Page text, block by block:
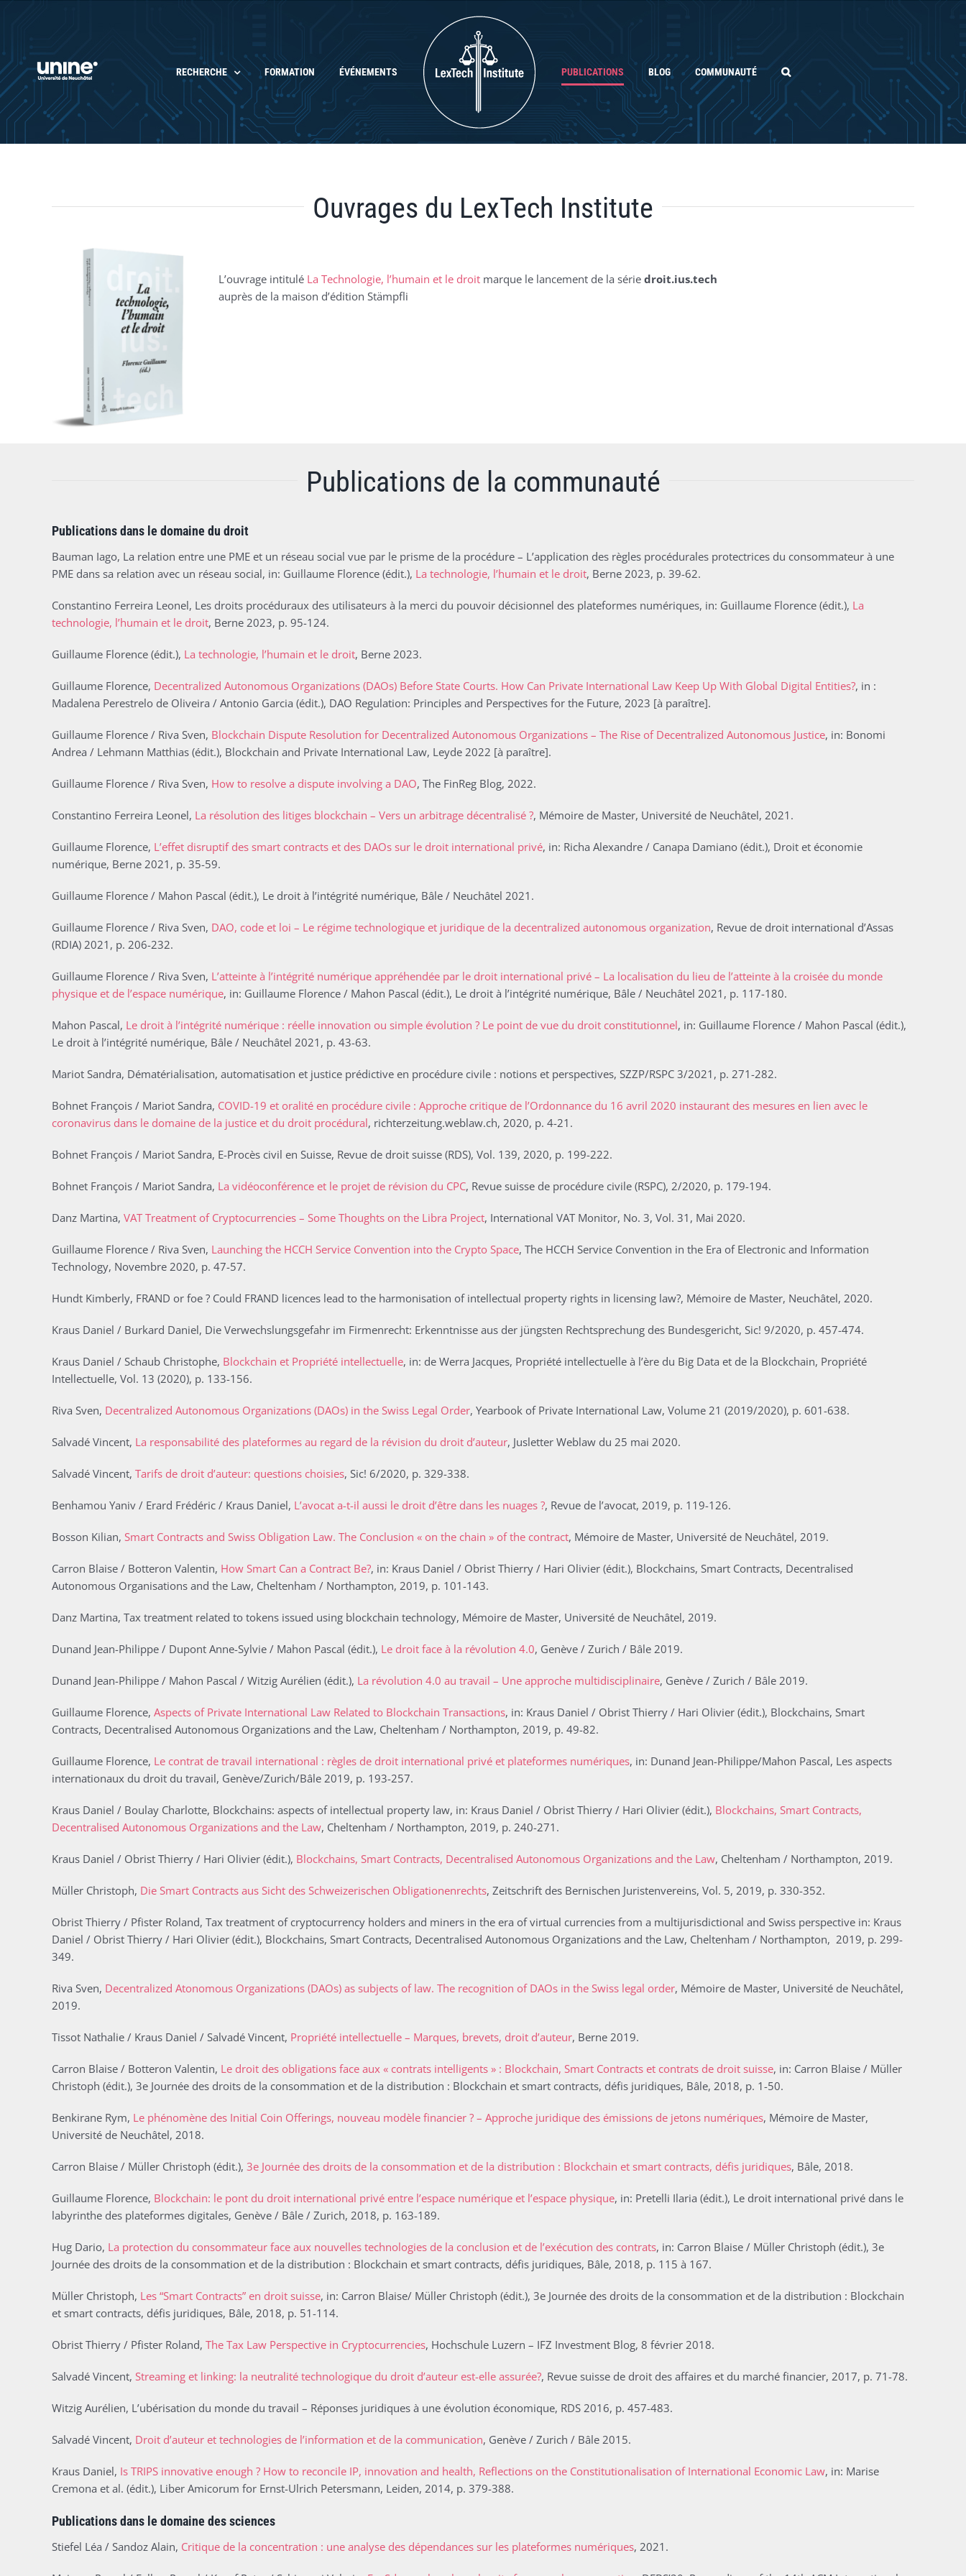
contenu
RECHERCHE FORMATION ÉVÉNEMENTS PUBLICATIONS BLOG COMMUNAUTÉ
Ouvrages du LexTech Institute
L’ouvrage intitulé La Technologie, l’humain et le droit marque le lancement de la série droit.ius.tech
auprès de la maison d’édition Stämpfli
Publications de la communauté
Publications dans le domaine du droit
Bauman Iago, La relation entre une PME et un réseau social vue par le prisme de la procédure – L’application des règles procédurales protectrices du consommateur à une
PME dans sa relation avec un réseau social, in: Guillaume Florence (édit.), La technologie, l’humain et le droit, Berne 2023, p. 39-62.
Constantino Ferreira Leonel, Les droits procéduraux des utilisateurs à la merci du pouvoir décisionnel des plateformes numériques, in: Guillaume Florence (édit.), La
technologie, l’humain et le droit, Berne 2023, p. 95-124.
Guillaume Florence (édit.), La technologie, l’humain et le droit, Berne 2023.
Guillaume Florence, Decentralized Autonomous Organizations (DAOs) Before State Courts. How Can Private International Law Keep Up With Global Digital Entities?, in :
Madalena Perestrelo de Oliveira / Antonio Garcia (édit.), DAO Regulation: Principles and Perspectives for the Future, 2023 [à paraître].
Guillaume Florence / Riva Sven, Blockchain Dispute Resolution for Decentralized Autonomous Organizations – The Rise of Decentralized Autonomous Justice, in: Bonomi
Andrea / Lehmann Matthias (édit.), Blockchain and Private International Law, Leyde 2022 [à paraître].
Guillaume Florence / Riva Sven, How to resolve a dispute involving a DAO, The FinReg Blog, 2022.
Constantino Ferreira Leonel, La résolution des litiges blockchain – Vers un arbitrage décentralisé ?, Mémoire de Master, Université de Neuchâtel, 2021.
Guillaume Florence, L’effet disruptif des smart contracts et des DAOs sur le droit international privé, in: Richa Alexandre / Canapa Damiano (édit.), Droit et économie
numérique, Berne 2021, p. 35-59.
Guillaume Florence / Mahon Pascal (édit.), Le droit à l’intégrité numérique, Bâle / Neuchâtel 2021.
Guillaume Florence / Riva Sven, DAO, code et loi – Le régime technologique et juridique de la decentralized autonomous organization, Revue de droit international d’Assas
(RDIA) 2021, p. 206-232.
Guillaume Florence / Riva Sven, L’atteinte à l’intégrité numérique appréhendée par le droit international privé – La localisation du lieu de l’atteinte à la croisée du monde
physique et de l’espace numérique, in: Guillaume Florence / Mahon Pascal (édit.), Le droit à l’intégrité numérique, Bâle / Neuchâtel 2021, p. 117-180.
Mahon Pascal, Le droit à l’intégrité numérique : réelle innovation ou simple évolution ? Le point de vue du droit constitutionnel, in: Guillaume Florence / Mahon Pascal (édit.),
Le droit à l’intégrité numérique, Bâle / Neuchâtel 2021, p. 43-63.
Mariot Sandra, Dématérialisation, automatisation et justice prédictive en procédure civile : notions et perspectives, SZZP/RSPC 3/2021, p. 271-282.
Bohnet François / Mariot Sandra, COVID-19 et oralité en procédure civile : Approche critique de l’Ordonnance du 16 avril 2020 instaurant des mesures en lien avec le
coronavirus dans le domaine de la justice et du droit procédural, richterzeitung.weblaw.ch, 2020, p. 4-21.
Bohnet François / Mariot Sandra, E-Procès civil en Suisse, Revue de droit suisse (RDS), Vol. 139, 2020, p. 199-222.
Bohnet François / Mariot Sandra, La vidéoconférence et le projet de révision du CPC, Revue suisse de procédure civile (RSPC), 2/2020, p. 179-194.
Danz Martina, VAT Treatment of Cryptocurrencies – Some Thoughts on the Libra Project, International VAT Monitor, No. 3, Vol. 31, Mai 2020.
Guillaume Florence / Riva Sven, Launching the HCCH Service Convention into the Crypto Space, The HCCH Service Convention in the Era of Electronic and Information
Technology, Novembre 2020, p. 47-57.
Hundt Kimberly, FRAND or foe ? Could FRAND licences lead to the harmonisation of intellectual property rights in licensing law?, Mémoire de Master, Neuchâtel, 2020.
Kraus Daniel / Burkard Daniel, Die Verwechslungsgefahr im Firmenrecht: Erkenntnisse aus der jüngsten Rechtsprechung des Bundesgericht, Sic! 9/2020, p. 457-474.
Kraus Daniel / Schaub Christophe, Blockchain et Propriété intellectuelle, in: de Werra Jacques, Propriété intellectuelle à l’ère du Big Data et de la Blockchain, Propriété
Intellectuelle, Vol. 13 (2020), p. 133-156.
Riva Sven, Decentralized Autonomous Organizations (DAOs) in the Swiss Legal Order, Yearbook of Private International Law, Volume 21 (2019/2020), p. 601-638.
Salvadé Vincent, La responsabilité des plateformes au regard de la révision du droit d’auteur, Jusletter Weblaw du 25 mai 2020.
Salvadé Vincent, Tarifs de droit d’auteur: questions choisies, Sic! 6/2020, p. 329-338.
Benhamou Yaniv / Erard Frédéric / Kraus Daniel, L’avocat a-t-il aussi le droit d’être dans les nuages ?, Revue de l’avocat, 2019, p. 119-126.
Bosson Kilian, Smart Contracts and Swiss Obligation Law. The Conclusion « on the chain » of the contract, Mémoire de Master, Université de Neuchâtel, 2019.
Carron Blaise / Botteron Valentin, How Smart Can a Contract Be?, in: Kraus Daniel / Obrist Thierry / Hari Olivier (édit.), Blockchains, Smart Contracts, Decentralised
Autonomous Organisations and the Law, Cheltenham / Northampton, 2019, p. 101-143.
Danz Martina, Tax treatment related to tokens issued using blockchain technology, Mémoire de Master, Université de Neuchâtel, 2019.
Dunand Jean-Philippe / Dupont Anne-Sylvie / Mahon Pascal (édit.), Le droit face à la révolution 4.0, Genève / Zurich / Bâle 2019.
Dunand Jean-Philippe / Mahon Pascal / Witzig Aurélien (édit.), La révolution 4.0 au travail – Une approche multidisciplinaire, Genève / Zurich / Bâle 2019.
Guillaume Florence, Aspects of Private International Law Related to Blockchain Transactions, in: Kraus Daniel / Obrist Thierry / Hari Olivier (édit.), Blockchains, Smart
Contracts, Decentralised Autonomous Organizations and the Law, Cheltenham / Northampton, 2019, p. 49-82.
Guillaume Florence, Le contrat de travail international : règles de droit international privé et plateformes numériques, in: Dunand Jean-Philippe/Mahon Pascal, Les aspects
internationaux du droit du travail, Genève/Zurich/Bâle 2019, p. 193-257.
Kraus Daniel / Boulay Charlotte, Blockchains: aspects of intellectual property law, in: Kraus Daniel / Obrist Thierry / Hari Olivier (édit.), Blockchains, Smart Contracts,
Decentralised Autonomous Organizations and the Law, Cheltenham / Northampton, 2019, p. 240-271.
Kraus Daniel / Obrist Thierry / Hari Olivier (édit.), Blockchains, Smart Contracts, Decentralised Autonomous Organizations and the Law, Cheltenham / Northampton, 2019.
Müller Christoph, Die Smart Contracts aus Sicht des Schweizerischen Obligationenrechts, Zeitschrift des Bernischen Juristenvereins, Vol. 5, 2019, p. 330-352.
Obrist Thierry / Pfister Roland, Tax treatment of cryptocurrency holders and miners in the era of virtual currencies from a multijurisdictional and Swiss perspective in: Kraus
Daniel / Obrist Thierry / Hari Olivier (édit.), Blockchains, Smart Contracts, Decentralised Autonomous Organizations and the Law, Cheltenham / Northampton, 2019, p. 299-
349.
Riva Sven, Decentralized Atonomous Organizations (DAOs) as subjects of law. The recognition of DAOs in the Swiss legal order, Mémoire de Master, Université de Neuchâtel,
2019.
Tissot Nathalie / Kraus Daniel / Salvadé Vincent, Propriété intellectuelle – Marques, brevets, droit d’auteur, Berne 2019.
Carron Blaise / Botteron Valentin, Le droit des obligations face aux « contrats intelligents » : Blockchain, Smart Contracts et contrats de droit suisse, in: Carron Blaise / Müller
Christoph (édit.), 3e Journée des droits de la consommation et de la distribution : Blockchain et smart contracts, défis juridiques, Bâle, 2018, p. 1-50.
Benkirane Rym, Le phénomène des Initial Coin Offerings, nouveau modèle financier ? – Approche juridique des émissions de jetons numériques, Mémoire de Master,
Université de Neuchâtel, 2018.
Carron Blaise / Müller Christoph (édit.), 3e Journée des droits de la consommation et de la distribution : Blockchain et smart contracts, défis juridiques, Bâle, 2018.
Guillaume Florence, Blockchain: le pont du droit international privé entre l’espace numérique et l’espace physique, in: Pretelli Ilaria (édit.), Le droit international privé dans le
labyrinthe des plateformes digitales, Genève / Bâle / Zurich, 2018, p. 163-189.
Hug Dario, La protection du consommateur face aux nouvelles technologies de la conclusion et de l’exécution des contrats, in: Carron Blaise / Müller Christoph (édit.), 3e
Journée des droits de la consommation et de la distribution : Blockchain et smart contracts, défis juridiques, Bâle, 2018, p. 115 à 167.
Müller Christoph, Les “Smart Contracts” en droit suisse, in: Carron Blaise/ Müller Christoph (édit.), 3e Journée des droits de la consommation et de la distribution : Blockchain
et smart contracts, défis juridiques, Bâle, 2018, p. 51-114.
Obrist Thierry / Pfister Roland, The Tax Law Perspective in Cryptocurrencies, Hochschule Luzern – IFZ Investment Blog, 8 février 2018.
Salvadé Vincent, Streaming et linking: la neutralité technologique du droit d’auteur est-elle assurée?, Revue suisse de droit des affaires et du marché financier, 2017, p. 71-78.
Witzig Aurélien, L’ubérisation du monde du travail – Réponses juridiques à une évolution économique, RDS 2016, p. 457-483.
Salvadé Vincent, Droit d’auteur et technologies de l’information et de la communication, Genève / Zurich / Bâle 2015.
Kraus Daniel, Is TRIPS innovative enough ? How to reconcile IP, innovation and health, Reflections on the Constitutionalisation of International Economic Law, in: Marise
Cremona et al. (édit.), Liber Amicorum for Ernst-Ulrich Petersmann, Leiden, 2014, p. 379-388.
Publications dans le domaine des sciences
Stiefel Léa / Sandoz Alain, Critique de la concentration : une analyse des dépendances sur les plateformes numériques, 2021.